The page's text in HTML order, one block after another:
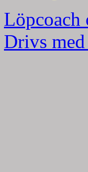
Löpcoach
Drivs med